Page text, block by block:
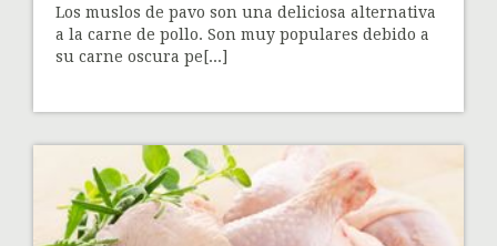
Los muslos de pavo son una deliciosa alternativa
a la carne de pollo. Son muy populares debido a
su carne oscura pe[...]